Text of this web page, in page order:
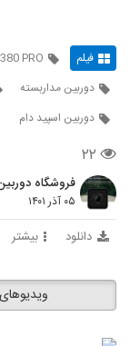
فیلم PRO
دوربین مداربسته
دوربین اسپید دام
۲۲
۰۵ آذر ۱۴۰۱
دانلود بیشتر